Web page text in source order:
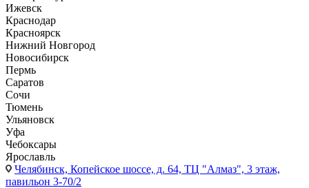
Ижевск
Краснодар
Красноярск
Нижний Новгород
Новосибирск
Пермь
Саратов
Сочи
Тюмень
Ульяновск
Уфа
Чебоксары
Ярославль
Челябинск, Копейское шоссе, д. 64, ТЦ "Алмаз", 3 этаж,
павильон 3-70/2